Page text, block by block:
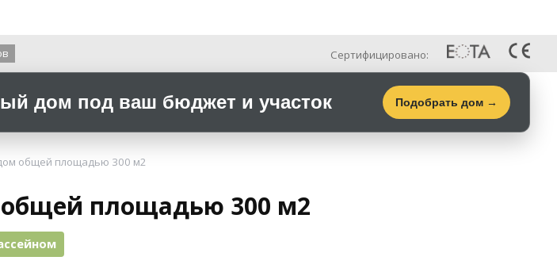
Сертифицировано:
дом под ваш бюджет и участок Подобрать дом →
общей площадью 300 м2
площадью 300 м2